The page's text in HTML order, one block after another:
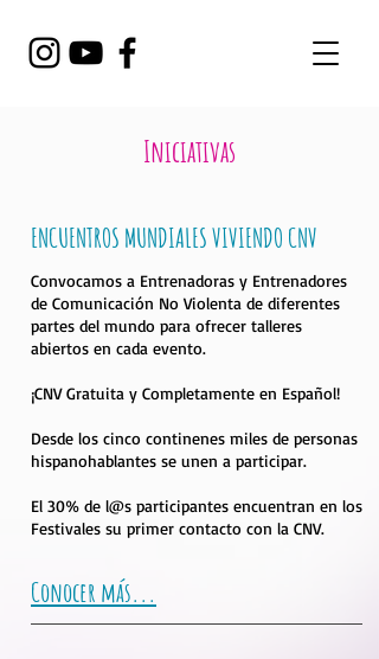
Iniciativas
ENCUENTROS MUNDIALES VIVIENDO CNV
Convocamos a Entrenadoras y Entrenadores
de Comunicación No Violenta de diferentes
partes del mundo para ofrecer talleres
abiertos en cada evento.
¡CNV Gratuita y Completamente en Español!
Desde los cinco continenes miles de personas
hispanohablantes se unen a participar.
El 30% de l@s participantes encuentran en los
Festivales su primer contacto con la CNV.
Conocer más...